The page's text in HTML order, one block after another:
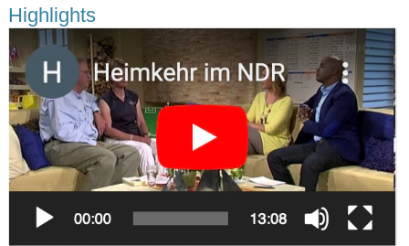
Highlights